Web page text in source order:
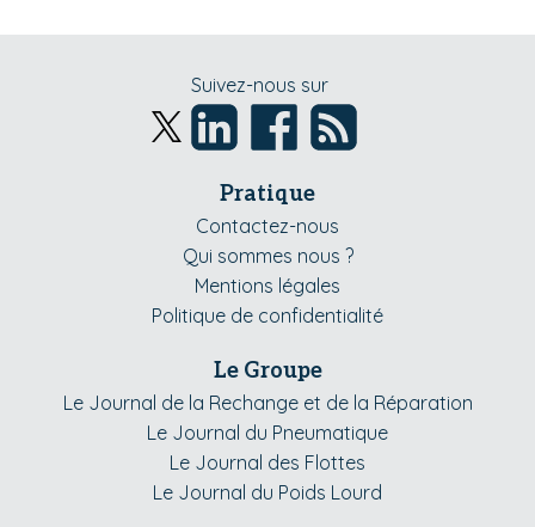
Suivez-nous sur
Pratique
Contactez-nous
Qui sommes nous ?
Mentions légales
Politique de confidentialité
Le Groupe
Le Journal de la Rechange et de la Réparation
Le Journal du Pneumatique
Le Journal des Flottes
Le Journal du Poids Lourd